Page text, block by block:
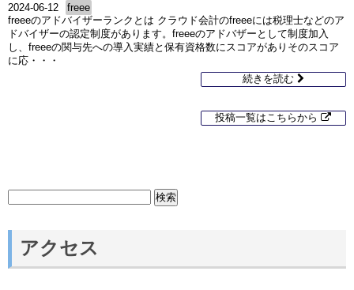
2024-06-12
freee
freeeのアドバイザーランクとは クラウド会計のfreeeには税理士などのア
ドバイザーの認定制度があります。freeeのアドバザーとして制度加入
し、freeeの関与先への導入実績と保有資格数にスコアがありそのスコア
に応・・・
続きを読む
投稿一覧はこちらから
アクセス